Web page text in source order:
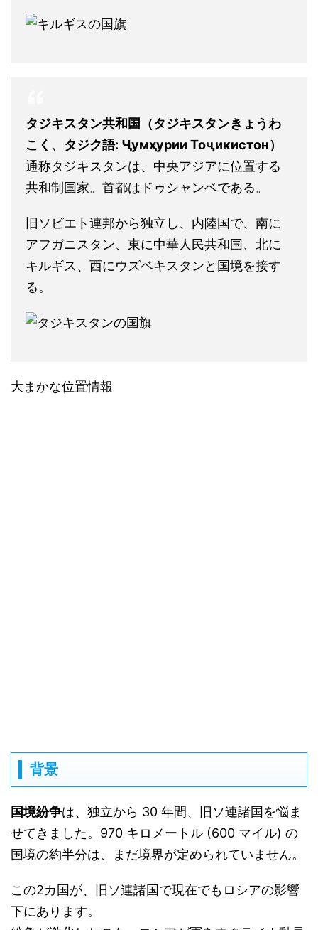
タジキスタン共和国（タジキスタンきょうわ
こく、タジク語: Ҷумҳурии Тоҷикистон）
通称タジキスタンは、中央アジアに位置する
共和制国家。首都はドゥシャンベである。
旧ソビエト連邦から独立し、内陸国で、南に
アフガニスタン、東に中華人民共和国、北に
キルギス、西にウズベキスタンと国境を接す
る。
大まかな位置情報
背景
国境紛争は、独立から 30 年間、旧ソ連諸国を悩ま
せてきました。970 キロメートル (600 マイル) の
国境の約半分は、まだ境界が定められていません。
この2カ国が、旧ソ連諸国で現在でもロシアの影響
下にあります。